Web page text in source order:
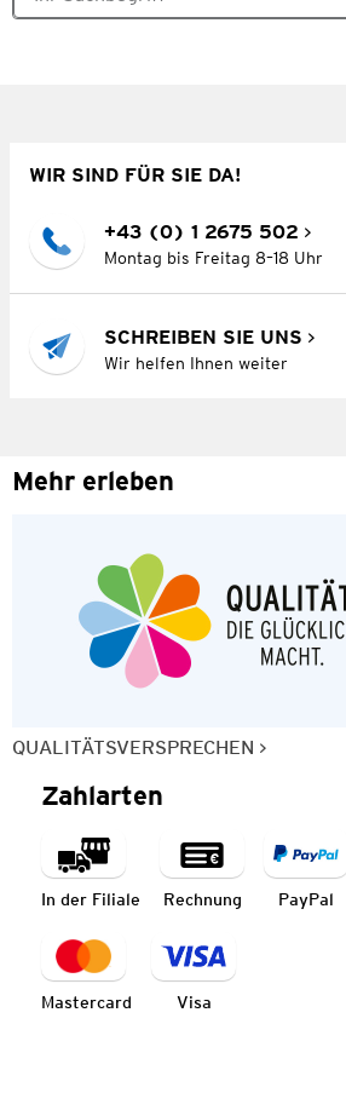
WIR SIND FÜR SIE DA!
+43 (0) 1 2675 502
Montag bis Freitag 8–18 Uhr
SCHREIBEN SIE UNS
Wir helfen Ihnen weiter
Mehr erleben
QUALITÄTSVERSPRECHEN
Zahlarten
In der Filiale Rechnung PayPal
Mastercard Visa